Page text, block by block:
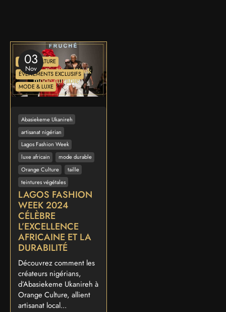
03
Nov
ART & CULTURE
ÉVÉNEMENTS EXCLUSIFS
MODE & LUXE
Abasiekeme Ukanireh
artisanat nigérian
Lagos Fashion Week
luxe africain
mode durable
Orange Culture
taille
teintures végétales
LAGOS FASHION
WEEK 2024
CÉLÈBRE
L’EXCELLENCE
AFRICAINE ET LA
DURABILITÉ
Découvrez comment les
créateurs nigérians,
d’Abasiekeme Ukanireh à
Orange Culture, allient
artisanat local...